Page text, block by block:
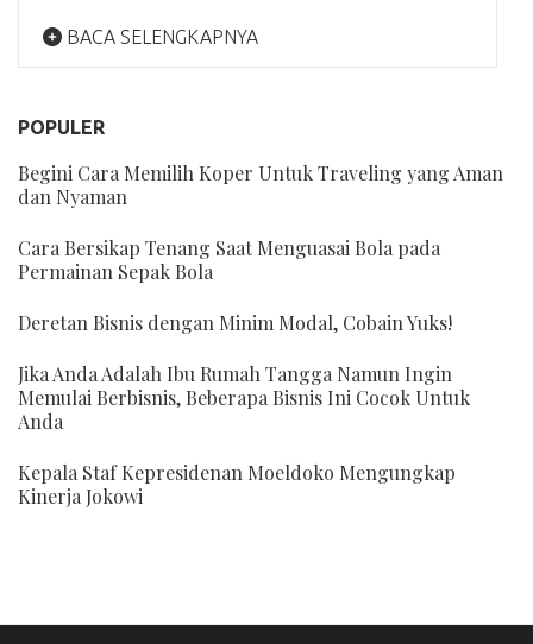
BACA SELENGKAPNYA
POPULER
Begini Cara Memilih Koper Untuk Traveling yang Aman
dan Nyaman
Cara Bersikap Tenang Saat Menguasai Bola pada
Permainan Sepak Bola
Deretan Bisnis dengan Minim Modal, Cobain Yuks!
Jika Anda Adalah Ibu Rumah Tangga Namun Ingin
Memulai Berbisnis, Beberapa Bisnis Ini Cocok Untuk
Anda
Kepala Staf Kepresidenan Moeldoko Mengungkap
Kinerja Jokowi